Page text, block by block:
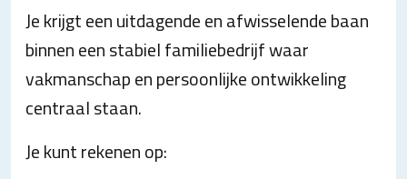
Je krijgt een uitdagende en afwisselende baan
binnen een stabiel familiebedrijf waar
vakmanschap en persoonlijke ontwikkeling
centraal staan.
Je kunt rekenen op: